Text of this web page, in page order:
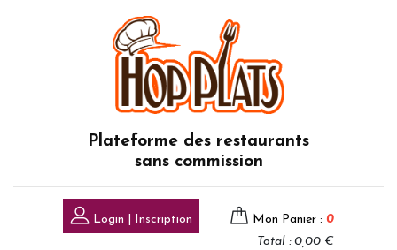
Plateforme des restaurants
sans commission
Login | Inscription Mon Panier : 0
Total : 0,00 €